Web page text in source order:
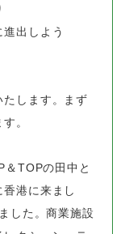
出しよう
します。まず
。
＆TOPの田中と
港に来まし
した。商業施設